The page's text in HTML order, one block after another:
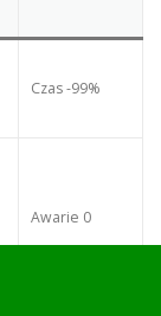
Czas -99%
Awarie 0